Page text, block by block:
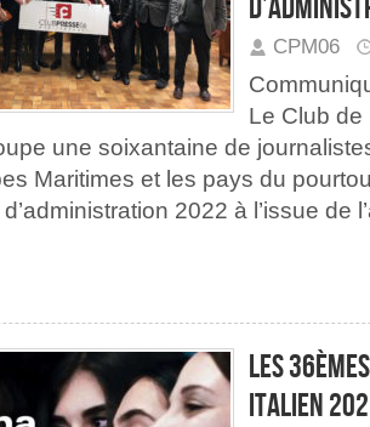
CPM06
Le Club de
une soixantaine de
Maritimes et les pays du
2022 à l’issue de
Les
italien